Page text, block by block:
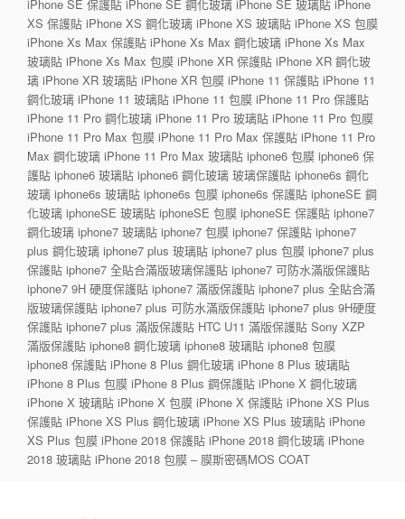
iPhone SE 保護貼 iPhone SE 鋼化玻璃 iPhone SE 玻璃貼 iPhone
XS 保護貼 iPhone XS 鋼化玻璃 iPhone XS 玻璃貼 iPhone XS 包膜
iPhone Xs Max 保護貼 iPhone Xs Max 鋼化玻璃 iPhone Xs Max
玻璃貼 iPhone Xs Max 包膜 iPhone XR 保護貼 iPhone XR 鋼化玻
璃 iPhone XR 玻璃貼 iPhone XR 包膜 iPhone 11 保護貼 iPhone 11
鋼化玻璃 iPhone 11 玻璃貼 iPhone 11 包膜 iPhone 11 Pro 保護貼
iPhone 11 Pro 鋼化玻璃 iPhone 11 Pro 玻璃貼 iPhone 11 Pro 包膜
iPhone 11 Pro Max 包膜 iPhone 11 Pro Max 保護貼 iPhone 11 Pro
Max 鋼化玻璃 iPhone 11 Pro Max 玻璃貼 iphone6 包膜 iphone6 保
護貼 iphone6 玻璃貼 iphone6 鋼化玻璃 玻璃保護貼 iphone6s 鋼化
玻璃 iphone6s 玻璃貼 iphone6s 包膜 iphone6s 保護貼 iphoneSE 鋼
化玻璃 iphoneSE 玻璃貼 iphoneSE 包膜 iphoneSE 保護貼 iphone7
鋼化玻璃 iphone7 玻璃貼 iphone7 包膜 iphone7 保護貼 iphone7
plus 鋼化玻璃 iphone7 plus 玻璃貼 iphone7 plus 包膜 iphone7 plus
保護貼 iphone7 全貼合滿版玻璃保護貼 iphone7 可防水滿版保護貼
iphone7 9H 硬度保護貼 iphone7 滿版保護貼 iphone7 plus 全貼合滿
版玻璃保護貼 iphone7 plus 可防水滿版保護貼 iphone7 plus 9H硬度
保護貼 iphone7 plus 滿版保護貼 HTC U11 滿版保護貼 Sony XZP
滿版保護貼 iphone8 鋼化玻璃 iphone8 玻璃貼 iphone8 包膜
iphone8 保護貼 iPhone 8 Plus 鋼化玻璃 iPhone 8 Plus 玻璃貼
iPhone 8 Plus 包膜 iPhone 8 Plus 鋼保護貼 iPhone X 鋼化玻璃
iPhone X 玻璃貼 iPhone X 包膜 iPhone X 保護貼 iPhone XS Plus
保護貼 iPhone XS Plus 鋼化玻璃 iPhone XS Plus 玻璃貼 iPhone
XS Plus 包膜 iPhone 2018 保護貼 iPhone 2018 鋼化玻璃 iPhone
2018 玻璃貼 iPhone 2018 包膜 – 膜斯密碼MOS COAT